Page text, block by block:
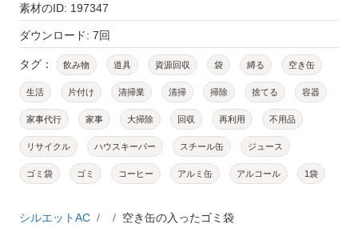
素材のID: 197347
ダウンロード: 7回
タグ： 飲み物 道具 資源回収 袋 縛る 空き缶
生活 片付け 清掃業 清掃 掃除 捨てる 容器
家事代行 家事 大掃除 回収 再利用 不用品
リサイクル ハウスキーパー スチール缶 ジュース
ゴミ袋 ゴミ コーヒー アルミ缶 アルコール 1袋
シルエットAC 空き缶の入ったゴミ袋